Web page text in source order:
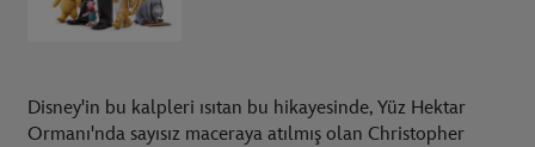
Disney'in bu kalpleri ısıtan bu hikayesinde, Yüz Hektar
Ormanı'nda sayısız maceraya atılmış olan Christopher